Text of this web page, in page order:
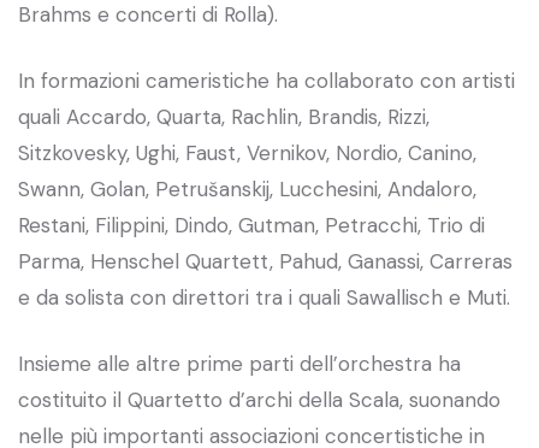
Brahms e concerti di Rolla).
In formazioni cameristiche ha collaborato con artisti
quali Accardo, Quarta, Rachlin, Brandis, Rizzi,
Sitzkovesky, Ughi, Faust, Vernikov, Nordio, Canino,
Swann, Golan, Petrušanskij, Lucchesini, Andaloro,
Restani, Filippini, Dindo, Gutman, Petracchi, Trio di
Parma, Henschel Quartett, Pahud, Ganassi, Carreras
e da solista con direttori tra i quali Sawallisch e Muti.
Insieme alle altre prime parti dell’orchestra ha
costituito il Quartetto d’archi della Scala, suonando
nelle più importanti associazioni concertistiche in